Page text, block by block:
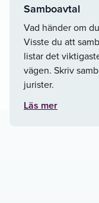
Samboavtal
Vad händer om
Visste du att
listar det
vägen. Skriv
jurister.
Läs mer